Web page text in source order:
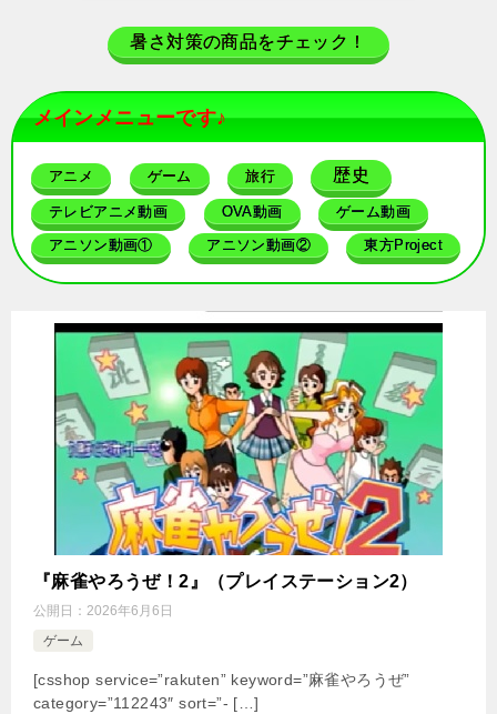
暑さ対策の商品をチェック！
メインメニューです♪
アニメ ゲーム 旅行 歴史
テレビアニメ動画 OVA動画 ゲーム動画
アニソン動画① アニソン動画② 東方Project
『麻雀やろうぜ！2』（プレイステーション2）
公開日： 2026年6月6日
ゲーム
[csshop service=”rakuten” keyword=”麻雀やろうぜ”
category=”112243″ sort=”- […]